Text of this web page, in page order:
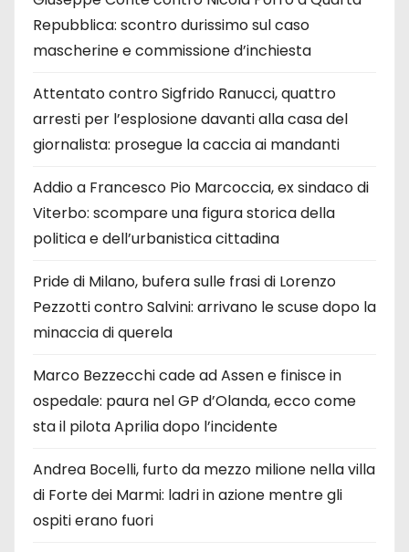
Repubblica: scontro durissimo sul caso
mascherine e commissione d’inchiesta
Attentato contro Sigfrido Ranucci, quattro
arresti per l’esplosione davanti alla casa del
giornalista: prosegue la caccia ai mandanti
Addio a Francesco Pio Marcoccia, ex sindaco di
Viterbo: scompare una figura storica della
politica e dell’urbanistica cittadina
Pride di Milano, bufera sulle frasi di Lorenzo
Pezzotti contro Salvini: arrivano le scuse dopo la
minaccia di querela
Marco Bezzecchi cade ad Assen e finisce in
ospedale: paura nel GP d’Olanda, ecco come
sta il pilota Aprilia dopo l’incidente
Andrea Bocelli, furto da mezzo milione nella villa
di Forte dei Marmi: ladri in azione mentre gli
ospiti erano fuori